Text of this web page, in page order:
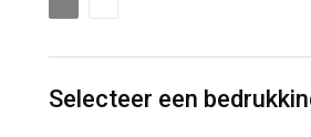
Selecteer een